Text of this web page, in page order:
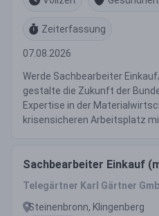
Zeiterfassung
07.08.2026
Werde Sachbearbeiter
gestalte die Zukunft der
Expertise in der
krisensicheren Arbeitsplatz
Sachbearbeiter Einkauf
Telegärtner Karl Gärtner
Steinenbronn, Klingenberg